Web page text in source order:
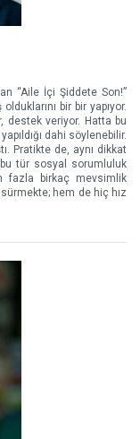
“Aile İçi Şiddete Son!”
bir bir yapıyor.
destek veriyor. Hatta bu
dahi söylenebilir.
Pratikte de, aynı dikkat
tür sosyal sorumluluk
fazla birkaç mevsimlik
sürmekte; hem de hiç hız